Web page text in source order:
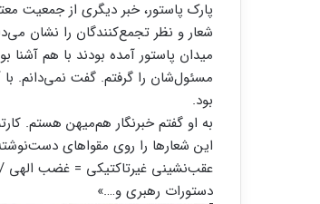
شعار و نظر تجمع‌کنندگان را نشان
میدان پاستور آمده بودند با هم
مسئول‌شان را گرفتم. گفت نمی‌دانم.
بود.
به او گفتم خبرنگار هم‌میهن هستم.
این شعارها را روی مقواهای
عقب‌نشینی غیرتاکتیکی = غضب الهی /
دستورات رهبری و….»